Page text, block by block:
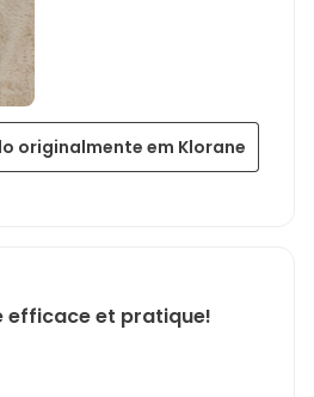
originalmente em Klorane
efficace et pratique!